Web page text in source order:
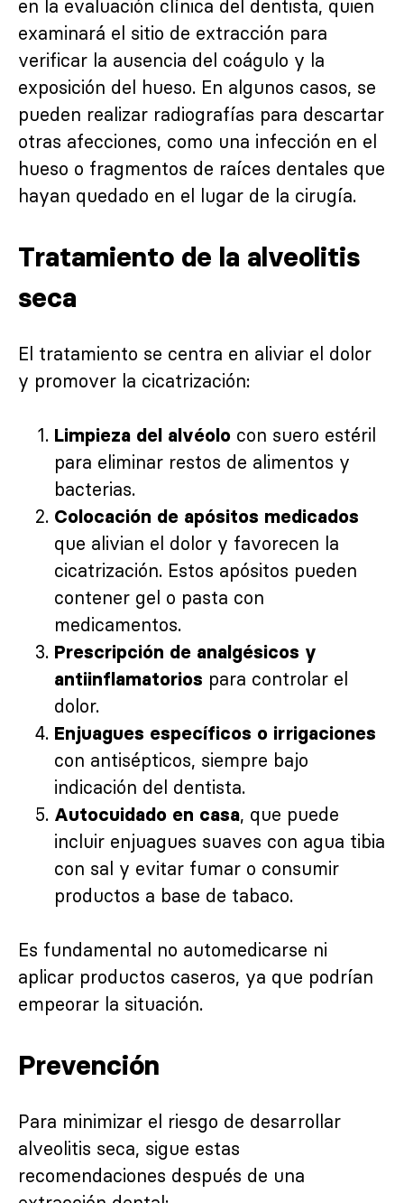
en la evaluación clínica del dentista, quien
examinará el sitio de extracción para
verificar la ausencia del coágulo y la
exposición del hueso. En algunos casos, se
pueden realizar radiografías para descartar
otras afecciones, como una infección en el
hueso o fragmentos de raíces dentales que
hayan quedado en el lugar de la cirugía.
Tratamiento de la alveolitis
seca
El tratamiento se centra en aliviar el dolor
y promover la cicatrización:
Limpieza del alvéolo con suero estéril
para eliminar restos de alimentos y
bacterias.
Colocación de apósitos medicados
que alivian el dolor y favorecen la
cicatrización. Estos apósitos pueden
contener gel o pasta con
medicamentos.
Prescripción de analgésicos y
antiinflamatorios para controlar el
dolor.
Enjuagues específicos o irrigaciones
con antisépticos, siempre bajo
indicación del dentista.
Autocuidado en casa, que puede
incluir enjuagues suaves con agua tibia
con sal y evitar fumar o consumir
productos a base de tabaco.
Es fundamental no automedicarse ni
aplicar productos caseros, ya que podrían
empeorar la situación.
Prevención
Para minimizar el riesgo de desarrollar
alveolitis seca, sigue estas
recomendaciones después de una